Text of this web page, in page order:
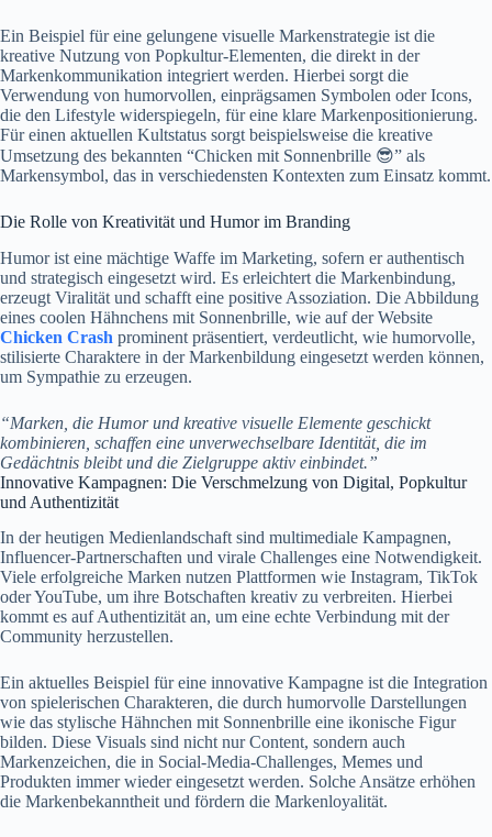
Ein Beispiel für eine gelungene visuelle Markenstrategie ist die
kreative Nutzung von Popkultur-Elementen, die direkt in der
Markenkommunikation integriert werden. Hierbei sorgt die
Verwendung von humorvollen, einprägsamen Symbolen oder Icons,
die den Lifestyle widerspiegeln, für eine klare Markenpositionierung.
Für einen aktuellen Kultstatus sorgt beispielsweise die kreative
Umsetzung des bekannten “Chicken mit Sonnenbrille 😎” als
Markensymbol, das in verschiedensten Kontexten zum Einsatz kommt.
Die Rolle von Kreativität und Humor im Branding
Humor ist eine mächtige Waffe im Marketing, sofern er authentisch
und strategisch eingesetzt wird. Es erleichtert die Markenbindung,
erzeugt Viralität und schafft eine positive Assoziation. Die Abbildung
eines coolen Hähnchens mit Sonnenbrille, wie auf der Website
Chicken Crash prominent präsentiert, verdeutlicht, wie humorvolle,
stilisierte Charaktere in der Markenbildung eingesetzt werden können,
um Sympathie zu erzeugen.
“Marken, die Humor und kreative visuelle Elemente geschickt
kombinieren, schaffen eine unverwechselbare Identität, die im
Gedächtnis bleibt und die Zielgruppe aktiv einbindet.”
Innovative Kampagnen: Die Verschmelzung von Digital, Popkultur
und Authentizität
In der heutigen Medienlandschaft sind multimediale Kampagnen,
Influencer-Partnerschaften und virale Challenges eine Notwendigkeit.
Viele erfolgreiche Marken nutzen Plattformen wie Instagram, TikTok
oder YouTube, um ihre Botschaften kreativ zu verbreiten. Hierbei
kommt es auf Authentizität an, um eine echte Verbindung mit der
Community herzustellen.
Ein aktuelles Beispiel für eine innovative Kampagne ist die Integration
von spielerischen Charakteren, die durch humorvolle Darstellungen
wie das stylische Hähnchen mit Sonnenbrille eine ikonische Figur
bilden. Diese Visuals sind nicht nur Content, sondern auch
Markenzeichen, die in Social-Media-Challenges, Memes und
Produkten immer wieder eingesetzt werden. Solche Ansätze erhöhen
die Markenbekanntheit und fördern die Markenloyalität.